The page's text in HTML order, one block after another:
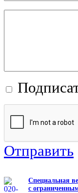
Отправить
Специальная
с